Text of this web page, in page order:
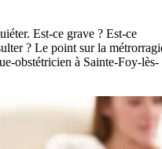
Est-ce grave ? Est-ce
? Le point sur la
obstétricien à Sainte-Foy-lès-